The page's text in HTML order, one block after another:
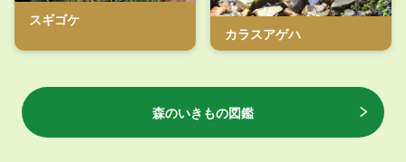
スギゴケ
カラスアゲハ
森のいきもの図鑑